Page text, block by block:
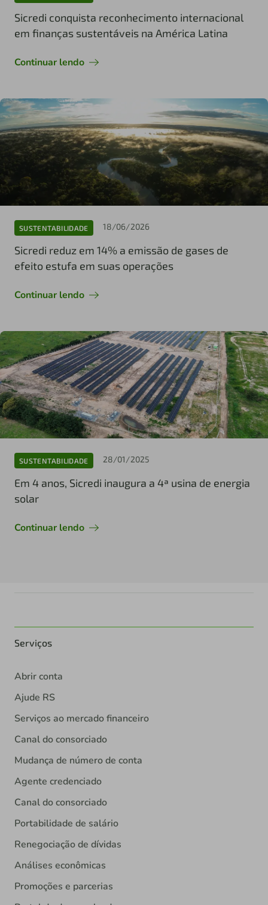
Sicredi conquista reconhecimento internacional
em finanças sustentáveis na América Latina
Continuar lendo
SUSTENTABILIDADE 18/06/2026
Sicredi reduz em 14% a emissão de gases de
efeito estufa em suas operações
Continuar lendo
SUSTENTABILIDADE 28/01/2025
Em 4 anos, Sicredi inaugura a 4ª usina de energia
solar
Continuar lendo
Serviços
Abrir conta
Ajude RS
Serviços ao mercado financeiro
Canal do consorciado
Mudança de número de conta
Agente credenciado
Canal do consorciado
Portabilidade de salário
Renegociação de dívidas
Análises econômicas
Promoções e parcerias